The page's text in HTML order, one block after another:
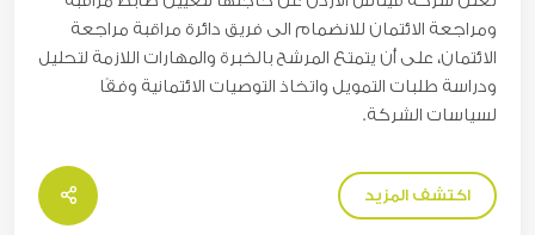
ومراجعة الائتمان للانضمام الى فريق دائرة مراقبة مراجعة
الائتمان، على أن يتمتع المرشح بالخبرة والمهارات اللازمة لتحليل
ودراسة طلبات التمويل واتخاذ التوصيات الائتمانية وفقًا
لسياسات الشركة.
اكتشف المزيد